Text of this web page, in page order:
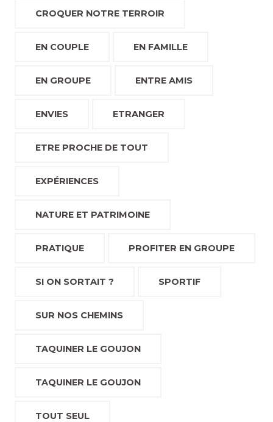
CROQUER NOTRE TERROIR
EN COUPLE EN FAMILLE
EN GROUPE ENTRE AMIS
ENVIES ETRANGER
ETRE PROCHE DE TOUT
EXPÉRIENCES
NATURE ET PATRIMOINE
PRATIQUE PROFITER EN GROUPE
SI ON SORTAIT ? SPORTIF
SUR NOS CHEMINS
TAQUINER LE GOUJON
TAQUINER LE GOUJON
TOUT SEUL